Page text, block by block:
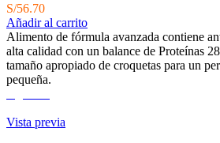
S/56.70
Añadir al carrito
Alimento de fórmula avanzada contiene
alta calidad con un balance de Proteínas
tamaño apropiado de croquetas para un
pequeña.
Vista previa